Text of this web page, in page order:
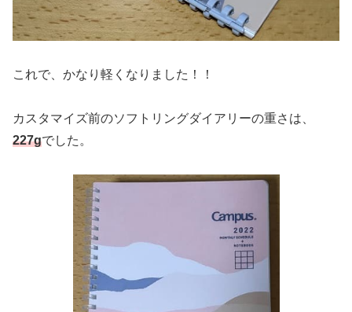
これで、かなり軽くなりました！！
カスタマイズ前のソフトリングダイアリーの重さは、
227gでした。